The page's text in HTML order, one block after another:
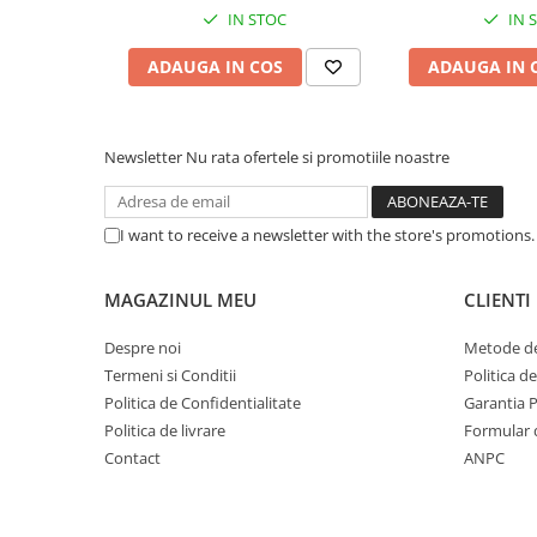
Caști Business
Căști Gaming & Consumer
Ecrane Touchscreen Digital Signage
Proiectoare
Proiectoare Consumer
Componente
Plăci de baza
Plăci de Bază Amd
Plăci de Bază Intel
IN STOC
ADAUGA IN COS
IN
ADAUGA IN
Newsletter Nu rata ofertele si promotiile noastre
I want to receive a newsletter with the store's
MAGAZINUL MEU
Despre noi
Termeni si Conditii
Politica de Confidentialitate
Politica de livrare
Contact
CLIENTI
Metode
Politica
Garantia
Formular
ANPC